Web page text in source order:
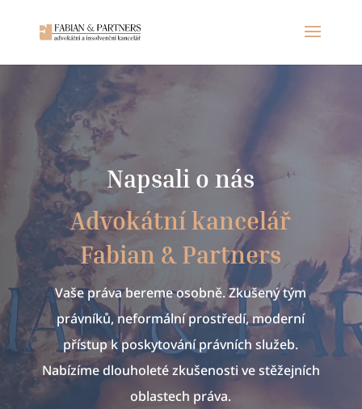
Napsali o nás
Advokátní kancelář
Fabian & Partners
Vaše práva bereme osobně. Zkušený tým
právníků, neformální prostředí, moderní
přístup k poskytování právních služeb.
Nabízíme dlouholeté zkušenosti ve stěžejních
oblastech práva.